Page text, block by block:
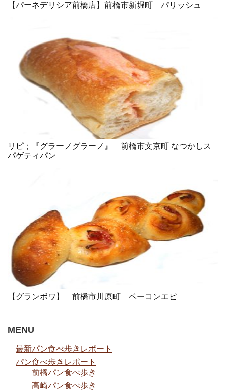
【パーネデリシア前橋店】前橋市新堀町 パリッシュ
リピ；『グラーノグラーノ』 前橋市文京町 なつかしス
パゲティパン
【グランボワ】 前橋市川原町 ベーコンエピ
MENU
最新パン食べ歩きレポート
パン食べ歩きレポート
前橋パン食べ歩き
高崎パン食べ歩き